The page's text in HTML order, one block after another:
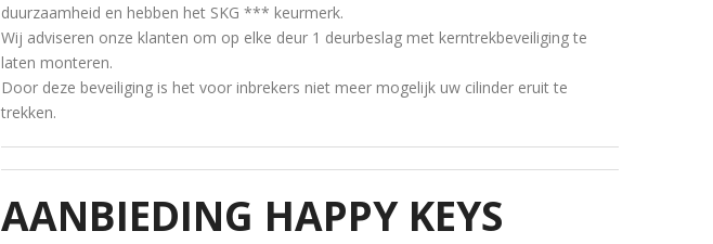
duurzaamheid en hebben het SKG *** keurmerk.
Wij adviseren onze klanten om op elke deur 1 deurbeslag met kerntrekbeveiliging te
laten monteren.
Door deze beveiliging is het voor inbrekers niet meer mogelijk uw cilinder eruit te
trekken.
AANBIEDING HAPPY KEYS